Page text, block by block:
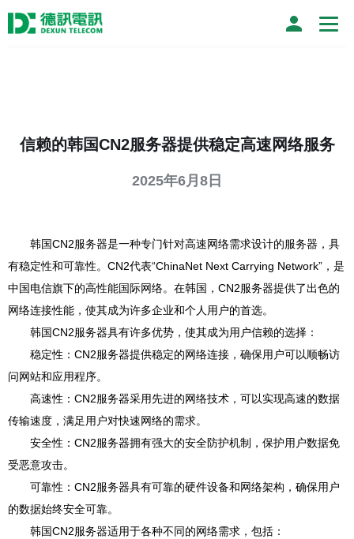
信赖的韩国CN2服务器提供稳定高速网络服务
2025年6月8日
韩国CN2服务器是一种专门针对高速网络需求设计的服务器，具
有稳定性和可靠性。CN2代表“ChinaNet Next Carrying Network”，是
中国电信旗下的高性能国际网络。在韩国，CN2服务器提供了出色的
网络连接性能，使其成为许多企业和个人用户的首选。
韩国CN2服务器具有许多优势，使其成为用户信赖的选择：
稳定性：CN2服务器提供稳定的网络连接，确保用户可以顺畅访
问网站和应用程序。
高速性：CN2服务器采用先进的网络技术，可以实现高速的数据
传输速度，满足用户对快速网络的需求。
安全性：CN2服务器拥有强大的安全防护机制，保护用户数据免
受恶意攻击。
可靠性：CN2服务器具有可靠的硬件设备和网络架构，确保用户
的数据始终安全可靠。
韩国CN2服务器适用于各种不同的网络需求，包括：